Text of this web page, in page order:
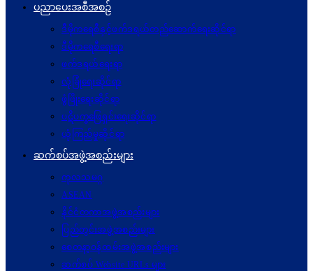
ပညာပေးအစီအစဉ်
ဒီမိုကရေစီနှင့်ဖက်ဒရယ်တည်ဆောက်ရေးဆိုင်ရာ
ဒီမိုကရေစီရေးရာ
ဖက်ဒရယ်ရေးရာ
လုံခြုံရေးဆိုင်ရာ
ဖွံဖြိုးရေးဆိုင်ရာ
ပဋိပက္ခ‌ဖြေရှင်းရေးဆိုင်ရာ
ယုံကြည်မှုဆိုင်ရာ
ဆက်စပ်အဖွဲ့အစည်းများ
ကုလသမဂ္ဂ
ASEAN
နိုင်ငံတကာအဖွဲ့အစည်းများ
ပြည်တွင်းအဖွဲ့အစည်းများ
စေတနာ့ဝန်ထမ်းအဖွဲ့အစည်းများ
ဆက်စပ် Website URLs များ